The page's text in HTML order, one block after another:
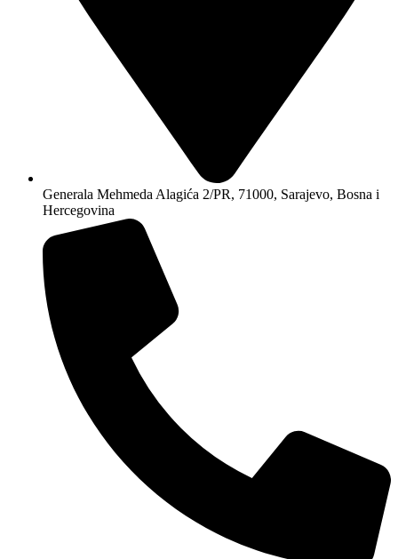
Generala Mehmeda Alagića 2/PR, 71000, Sarajevo, Bosna i
Hercegovina